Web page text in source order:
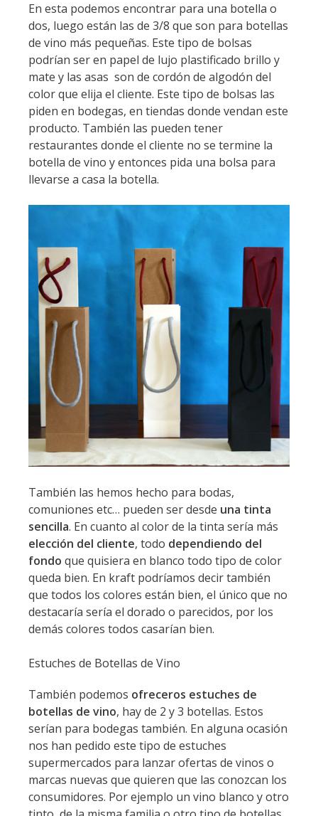
En esta podemos encontrar para una botella o
dos, luego están las de 3/8 que son para botellas
de vino más pequeñas. Este tipo de bolsas
podrían ser en papel de lujo plastificado brillo y
mate y las asas son de cordón de algodón del
color que elija el cliente. Este tipo de bolsas las
piden en bodegas, en tiendas donde vendan este
producto. También las pueden tener
restaurantes donde el cliente no se termine la
botella de vino y entonces pida una bolsa para
llevarse a casa la botella.
También las hemos hecho para bodas,
comuniones etc… pueden ser desde una tinta
sencilla. En cuanto al color de la tinta sería más
elección del cliente, todo dependiendo del
fondo que quisiera en blanco todo tipo de color
queda bien. En kraft podríamos decir también
que todos los colores están bien, el único que no
destacaría sería el dorado o parecidos, por los
demás colores todos casarían bien.
Estuches de Botellas de Vino
También podemos ofreceros estuches de
botellas de vino, hay de 2 y 3 botellas. Estos
serían para bodegas también. En alguna ocasión
nos han pedido este tipo de estuches
supermercados para lanzar ofertas de vinos o
marcas nuevas que quieren que las conozcan los
consumidores. Por ejemplo un vino blanco y otro